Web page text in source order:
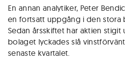
En annan analytiker, Peter
en fortsatt uppgång i den stora
Sedan årsskiftet har aktien stigit
bolaget lyckades slå
senaste kvartalet.